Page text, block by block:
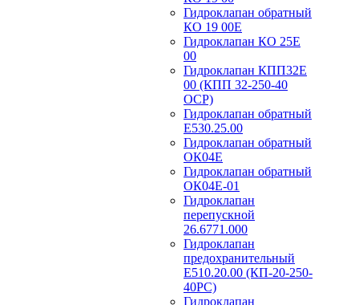
Гидроклапан обратный
КО 19 00Е
Гидроклапан КО 25Е
00
Гидроклапан КПП32Е
00 (КПП 32-250-40
ОСР)
Гидроклапан обратный
Е530.25.00
Гидроклапан обратный
ОК04Е
Гидроклапан обратный
ОК04Е-01
Гидроклапан
перепускной
26.6771.000
Гидроклапан
предохранительный
Е510.20.00 (КП-20-250-
40РС)
Гидроклапан